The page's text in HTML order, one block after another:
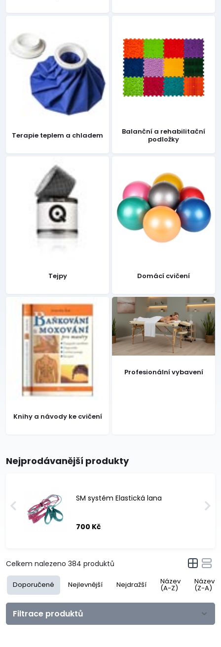
Terapie teplem a chladem
Balanční a rehabilitační
podložky
Tejpy Domácí cvičení
Knihy a návody ke cvičení
Profesionální vybavení
Nejprodávanější produkty
SM systém Elastická lana
700 Kč
Celkem nalezeno 384 produktů
Doporučené Nejlevnější Nejdražší Název
(A-Z)
Název
(Z-A)
Filtrace produktů